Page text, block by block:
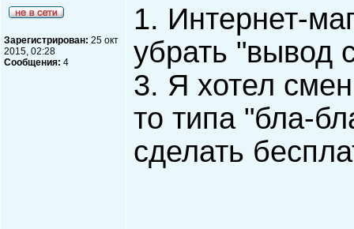
Зарегистрирован: 25 окт
2015, 02:28
Сообщения: 4
1. Интернет-
убрать "вывод
3. Я хотел
то типа "бла-
сделать